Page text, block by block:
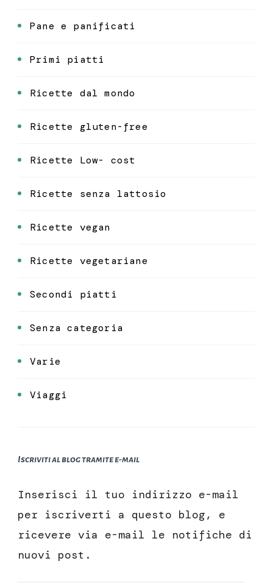
Pane e panificati
Primi piatti
Ricette dal mondo
Ricette gluten-free
Ricette Low- cost
Ricette senza lattosio
Ricette vegan
Ricette vegetariane
Secondi piatti
Senza categoria
Varie
Viaggi
Iscriviti al blog tramite e-mail
Inserisci il tuo indirizzo e-mail
per iscriverti a questo blog, e
ricevere via e-mail le notifiche di
nuovi post.